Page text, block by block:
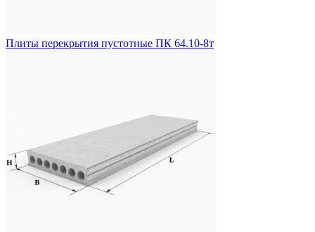
Плиты перекрытия пустотные ПК 64.10-8т